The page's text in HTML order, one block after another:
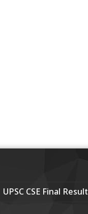
UPSC CSE Final Result